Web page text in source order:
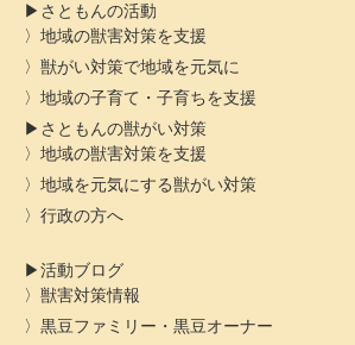
さともんの活動
地域の獣害対策を支援
獣がい対策で地域を元気に
地域の子育て・子育ちを支援
さともんの獣がい対策
地域の獣害対策を支援
地域を元気にする獣がい対策
行政の方へ
活動ブログ
獣害対策情報
黒豆ファミリー・黒豆オーナー